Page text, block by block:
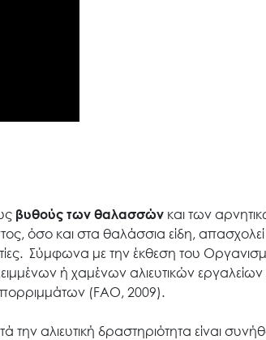
βυθούς των θαλασσών και των
όσο και στα θαλάσσια είδη, απασχολεί
Σύμφωνα με την έκθεση του
ή χαμένων αλιευτικών εργαλείων
(FAO, 2009).
την αλιευτική δραστηριότητα είναι